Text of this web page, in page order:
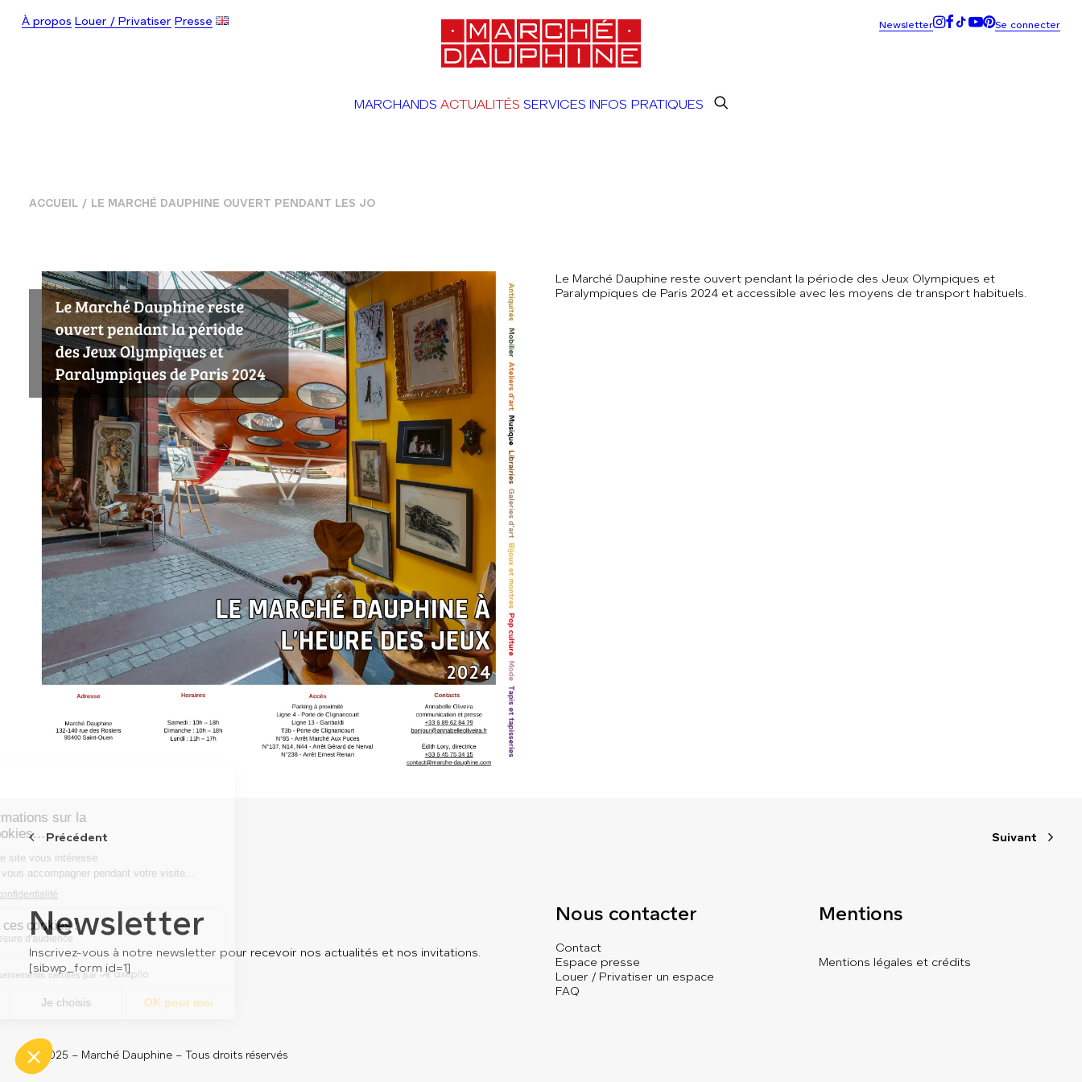
À propos Louer / Privatiser Presse
MARCHANDS ACTUALITÉS SERVICES INFOS PRATIQUES
ACCUEIL LE MARCHÉ DAUPHINE OUVERT PENDANT LES JO
Le Marché Dauphine reste ouvert pendant la période des Jeux Olympiques et
Paralympiques de Paris 2024 et accessible avec les moyens de transport habituels.
Précédent Suivant
Newsletter
Inscrivez-vous à notre newsletter pour recevoir nos actualités et nos invitations.
[sibwp_form id=1]
Nous contacter
Contact
Espace presse
Louer / Privatiser un espace
FAQ
Mentions
Mentions légales et crédits
© 2025 – Marché Dauphine – Tous droits réservés